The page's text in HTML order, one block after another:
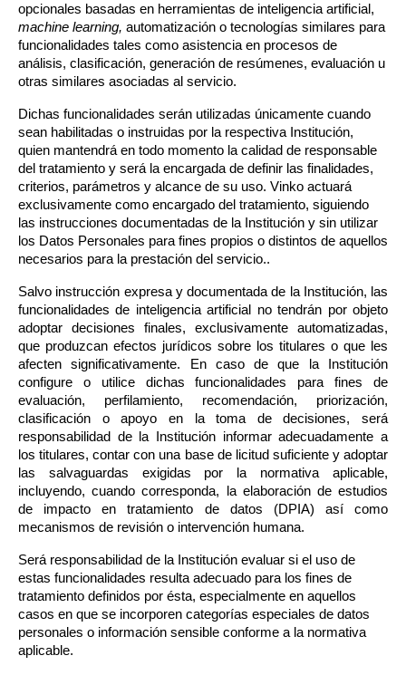
machine learning, automatización o tecnologías similares para
funcionalidades tales como asistencia en procesos de
análisis, clasificación, generación de resúmenes, evaluación u
otras similares asociadas al servicio.
Dichas funcionalidades serán utilizadas únicamente cuando
sean habilitadas o instruidas por la respectiva Institución,
quien mantendrá en todo momento la calidad de responsable
del tratamiento y será la encargada de definir las finalidades,
criterios, parámetros y alcance de su uso. Vinko actuará
exclusivamente como encargado del tratamiento, siguiendo
las instrucciones documentadas de la Institución y sin utilizar
los Datos Personales para fines propios o distintos de aquellos
necesarios para la prestación del servicio..
Salvo instrucción expresa y documentada de la Institución, las
funcionalidades de inteligencia artificial no tendrán por objeto
adoptar decisiones finales, exclusivamente automatizadas,
que produzcan efectos jurídicos sobre los titulares o que les
afecten significativamente. En caso de que la Institución
configure o utilice dichas funcionalidades para fines de
evaluación, perfilamiento, recomendación, priorización,
clasificación o apoyo en la toma de decisiones, será
responsabilidad de la Institución informar adecuadamente a
los titulares, contar con una base de licitud suficiente y adoptar
las salvaguardas exigidas por la normativa aplicable,
incluyendo, cuando corresponda, la elaboración de estudios
de impacto en tratamiento de datos (DPIA) así como
mecanismos de revisión o intervención humana.
Será responsabilidad de la Institución evaluar si el uso de
estas funcionalidades resulta adecuado para los fines de
tratamiento definidos por ésta, especialmente en aquellos
casos en que se incorporen categorías especiales de datos
personales o información sensible conforme a la normativa
aplicable.